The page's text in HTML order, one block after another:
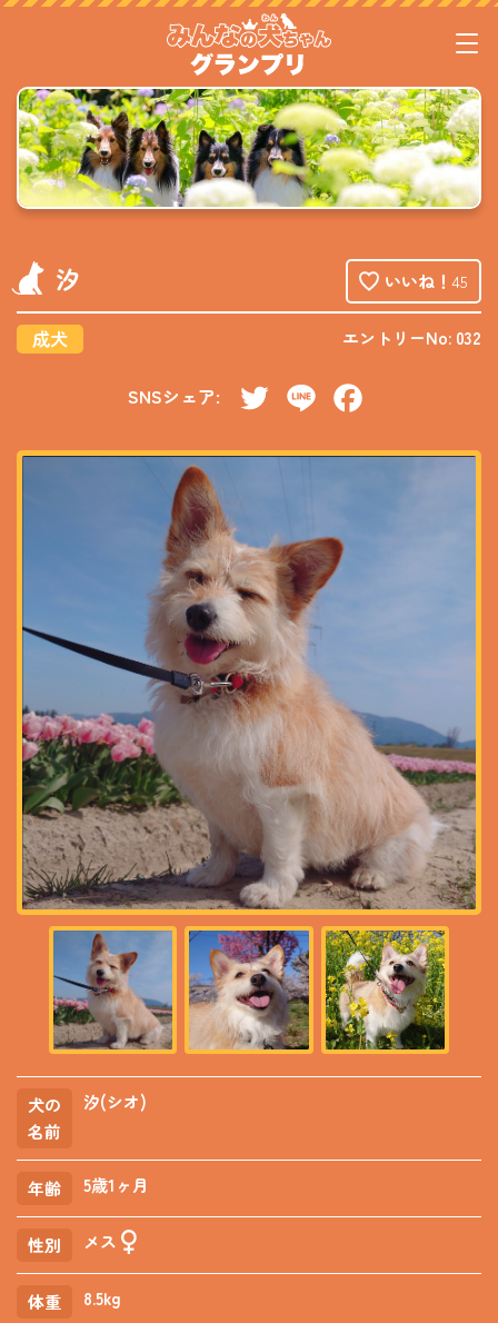
汐 いいね！ 45
成犬 エントリーNo: 032
SNSシェア: TwitterLine
犬の
名前
汐(シオ)
年齢 5歳1ヶ月
性別 メス
体重 8.5kg